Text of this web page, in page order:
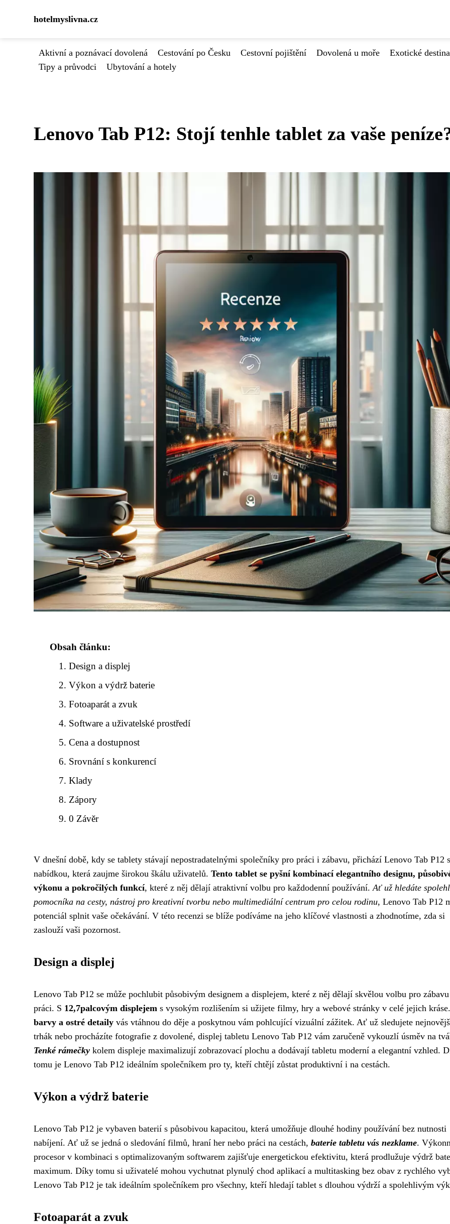
hotelmyslivna.cz
Aktivní a poznávací dovolená Cestování po Česku Cestovní pojištění Dovolená u moře Exotické
Tipy a průvodci
Ubytování a hotely
Lenovo Tab P12: Stojí tenhle tablet za vaše
Obsah článku:
Design a displej
Výkon a výdrž baterie
Fotoaparát a zvuk
Software a uživatelské prostředí
Cena a dostupnost
Srovnání s konkurencí
Klady
Zápory
0 Závěr
V dnešní době, kdy se tablety stávají nepostradatelnými společníky pro práci i zábavu, přichází Lenovo Tab P12 s
nabídkou, která zaujme širokou škálu uživatelů. Tento tablet se pyšní kombinací elegantního designu,
výkonu a pokročilých funkcí, které z něj dělají atraktivní volbu pro každodenní používání.Ať už hledáte
pomocníka na cesty, nástroj pro kreativní tvorbu nebo multimediální centrum pro celou rodinu, Lenovo Tab P12
potenciál splnit vaše očekávání. V této recenzi se blíže podíváme na jeho klíčové vlastnosti a zhodnotíme, zda si
zaslouží vaši pozornost.
Design a displej
Lenovo Tab P12 se může pochlubit působivým designem a displejem, které z něj dělají skvělou volbu pro
práci. S 12,7palcovým displejem s vysokým rozlišením si užijete filmy, hry a webové stránky v celé jejich kráse.
barvy a ostré detaily vás vtáhnou do děje a poskytnou vám pohlcující vizuální zážitek. Ať už sledujete
trhák nebo procházíte fotografie z dovolené, displej tabletu Lenovo Tab P12 vám zaručeně vykouzlí úsměv na
Tenké rámečky kolem displeje maximalizují zobrazovací plochu a dodávají tabletu moderní a elegantní vzhled.
tomu je Lenovo Tab P12 ideálním společníkem pro ty, kteří chtějí zůstat produktivní i na cestách.
Výkon a výdrž baterie
Lenovo Tab P12 je vybaven baterií s působivou kapacitou, která umožňuje dlouhé hodiny používání bez nutnosti
nabíjení. Ať už se jedná o sledování filmů, hraní her nebo práci na cestách, baterie tabletu vás nezklame.
procesor v kombinaci s optimalizovaným softwarem zajišťuje energetickou efektivitu, která prodlužuje výdrž
maximum. Díky tomu si uživatelé mohou vychutnat plynulý chod aplikací a multitasking bez obav z rychlého
Lenovo Tab P12 je tak ideálním společníkem pro všechny, kteří hledají tablet s dlouhou výdrží a spolehlivým
Fotoaparát a zvuk